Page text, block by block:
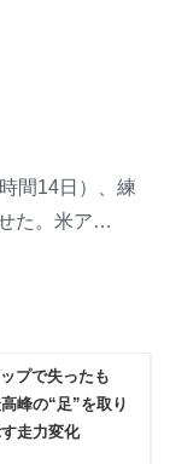
間14日）、練
た。米ア…
プで失ったも
峰の“足”を取り
走力変化